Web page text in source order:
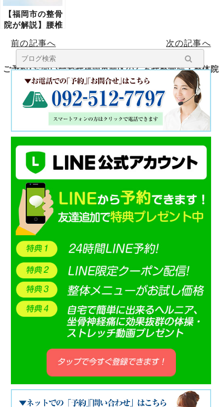
【福岡市の整骨
院が解説】腰椎
は靴選び？腰痛
を悪化させる靴
とは
前の記事へ 次の記事へ
ご予約･お問い合わせ福岡市南区のくろせ整骨院・整体院